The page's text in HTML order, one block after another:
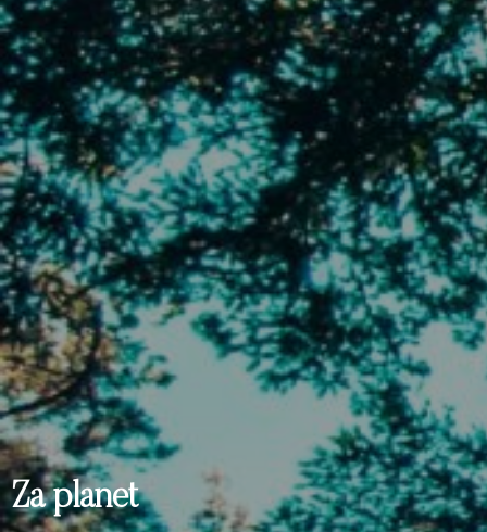
Za planet